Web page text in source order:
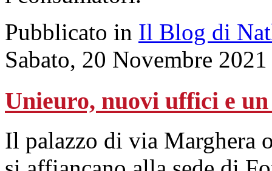
Pubblicato in Il Blog di
Sabato, 20 Novembre
Unieuro, nuovi uffici e
Il palazzo di via Marghera